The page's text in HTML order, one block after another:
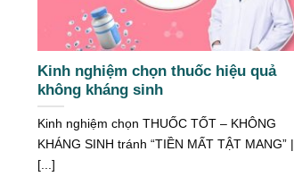
Kinh nghiệm chọn thuốc hiệu quả
không kháng sinh
Kinh nghiệm chọn THUỐC TỐT – KHÔNG
KHÁNG SINH tránh “TIỀN MẤT TẬT MANG” |
[...]